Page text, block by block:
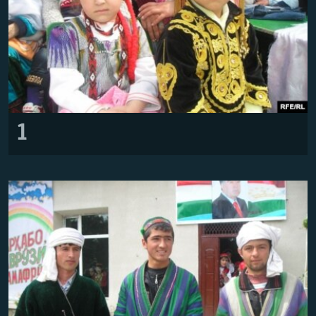
ГУЗОРИШҲОИ РАДИОӢ
Русский
ПАЙГИРӢ КУНЕД
1